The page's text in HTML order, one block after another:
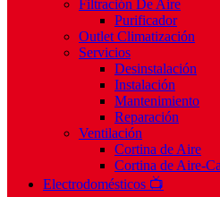
Filtración De Aire
Purificador
Outlet Climatización
Servicios
Desinstalación
Instalación
Mantenimiento
Reparación
Ventilación
Cortina de Aire
Cortina de Aire-
Electrodomésticos 📺